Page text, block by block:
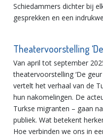
Schiedammers dichter bij
gesprekken en een
Theatervoorstelling
Van april tot september
theatervoorstelling ‘De
vertelt het verhaal van de
hun nakomelingen. De
Turkse migranten – gaan
publiek. Wat betekent
Hoe verbinden we ons in